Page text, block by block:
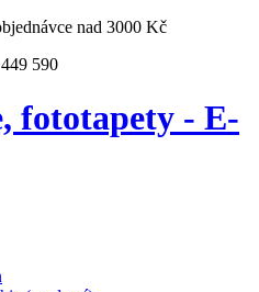
nad 3000 Kč
590
fototapety - E-